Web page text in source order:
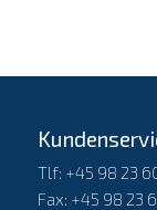
Tlf: +45 98 23
Fax: +45 98 23